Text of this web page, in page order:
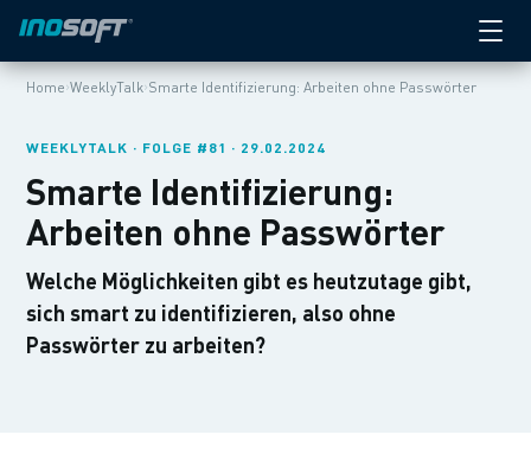
Home›WeeklyTalk›Smarte Identifizierung: Arbeiten ohne Passwörter
WEEKLYTALK · FOLGE #81 · 29.02.2024
Smarte Identifizierung:
Arbeiten ohne Passwörter
Welche Möglichkeiten gibt es heutzutage gibt,
sich smart zu identifizieren, also ohne
Passwörter zu arbeiten?